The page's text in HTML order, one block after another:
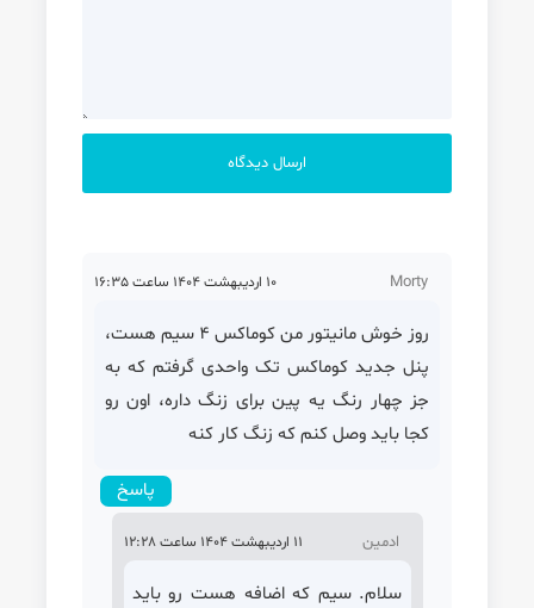
Morty 10 اردیبهشت 1404 ساعت 16:35
روز خوش مانیتور من کوماکس 4 سیم هست،
پنل جدید کوماکس تک واحدی گرفتم که به
جز چهار رنگ یه پین برای زنگ داره، اون رو
کجا باید وصل کنم که زنگ کار کنه
پاسخ
ادمین 11 اردیبهشت 1404 ساعت 12:28
سلام. سیم که اضافه هست رو باید